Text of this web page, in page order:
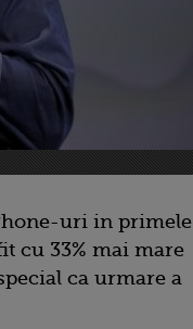
uri in primele
cu 33% mai mare
ca urmare a